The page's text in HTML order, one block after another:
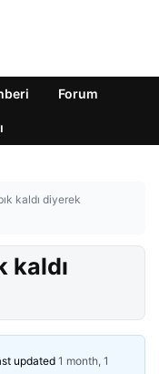
Forum
kaldı diyerek
kaldı
updated 1 month, 1